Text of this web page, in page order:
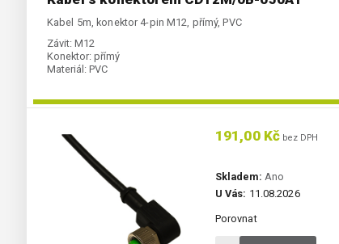
Kabel 5m, konektor 4-pin M12, přímý, PVC
Závit: M12
Konektor: přímý
Materiál: PVC
191,00 Kč bez DPH
Skladem: Ano
U Vás: 11.08.2026
Porovnat